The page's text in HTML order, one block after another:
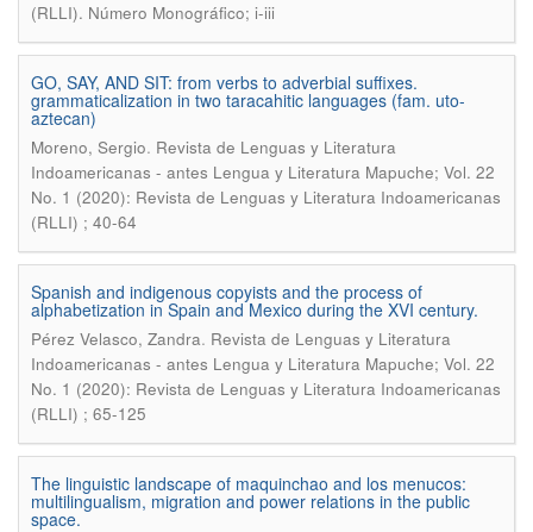
(RLLI). Número Monográfico; i-iii
GO, SAY, AND SIT: from verbs to adverbial suffixes.
grammaticalization in two taracahitic languages (fam. uto-
aztecan)
Moreno, Sergio. Revista de Lenguas y Literatura
Indoamericanas - antes Lengua y Literatura Mapuche; Vol. 22
No. 1 (2020): Revista de Lenguas y Literatura Indoamericanas
(RLLI) ; 40-64
Spanish and indigenous copyists and the process of
alphabetization in Spain and Mexico during the XVI century.
Pérez Velasco, Zandra. Revista de Lenguas y Literatura
Indoamericanas - antes Lengua y Literatura Mapuche; Vol. 22
No. 1 (2020): Revista de Lenguas y Literatura Indoamericanas
(RLLI) ; 65-125
The linguistic landscape of maquinchao and los menucos:
multilingualism, migration and power relations in the public
space.